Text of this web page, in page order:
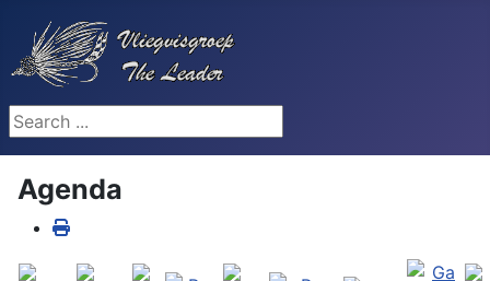
Search ...
Agenda